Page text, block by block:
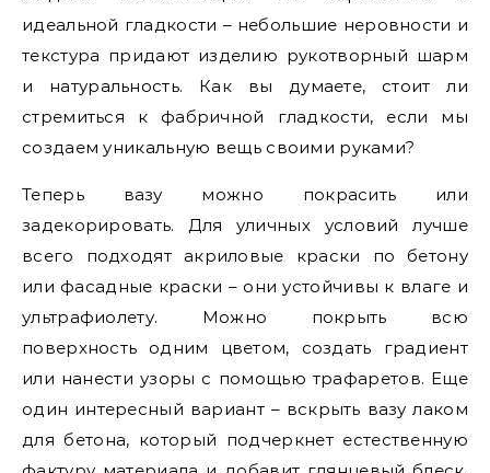
идеальной гладкости – небольшие неровности и
текстура придают изделию рукотворный шарм
и натуральность. Как вы думаете, стоит ли
стремиться к фабричной гладкости, если мы
создаем уникальную вещь своими руками?
Теперь вазу можно покрасить или
задекорировать. Для уличных условий лучше
всего подходят акриловые краски по бетону
или фасадные краски – они устойчивы к влаге и
ультрафиолету. Можно покрыть всю
поверхность одним цветом, создать градиент
или нанести узоры с помощью трафаретов. Еще
один интересный вариант – вскрыть вазу лаком
для бетона, который подчеркнет естественную